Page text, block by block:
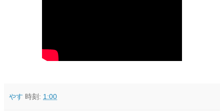
やす 時刻: 1:00